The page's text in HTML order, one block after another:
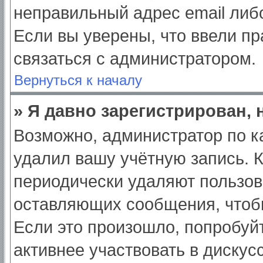
неправильный адрес email
Если вы уверены, что ввели
связаться с администратором.
Вернуться к началу
» Я давно
Возможно, администратор по
удалил вашу учётную запись.
периодически удаляют
оставляющих сообщения,
Если это произошло,
активнее участвовать в